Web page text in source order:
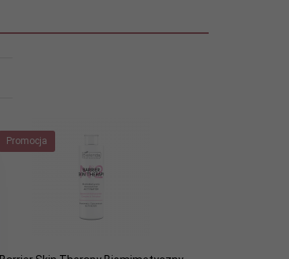
Promocja